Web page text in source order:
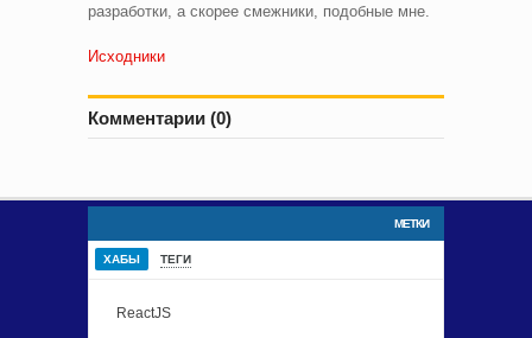
разработки, а скорее смежники, подобные мне.
Исходники
Комментарии (0)
МЕТКИ
ХАБЫ ТЕГИ
ReactJS